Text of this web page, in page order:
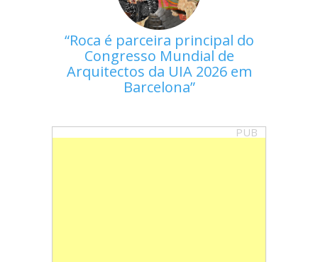
Roca é parceira principal do
Congresso Mundial de
Arquitectos da UIA 2026 em
Barcelona
PUB